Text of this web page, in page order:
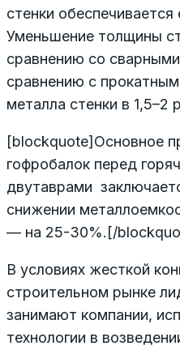
стенки
Уменьшение толщины
сравнению со
сравнению с
металла стенки в 1,5–2
[blockquote]Основное
гофробалок перед
двутаврами
снижении
— на 25-30%.[/
В условиях жесткой
строительном рынке
занимают компании,
технологии в